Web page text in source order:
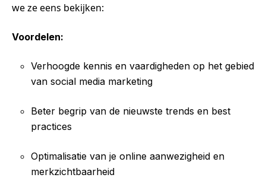
we ze eens bekijken:
Voordelen:
Verhoogde kennis en vaardigheden op het gebied
van social media marketing
Beter begrip van de nieuwste trends en best
practices
Optimalisatie van je online aanwezigheid en
merkzichtbaarheid